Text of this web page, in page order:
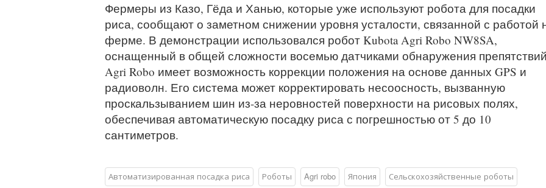
Фермеры из Казо, Гёда и Ханью, которые уже используют робота для посадки
риса, сообщают о заметном снижении уровня усталости, связанной с работой
ферме. В демонстрации использовался робот Kubota Agri Robo NW8SA,
оснащенный в общей сложности восемью датчиками обнаружения
Agri Robo имеет возможность коррекции положения на основе данных GPS и
радиоволн. Его система может корректировать несоосность, вызванную
проскальзыванием шин из-за неровностей поверхности на рисовых полях,
обеспечивая автоматическую посадку риса с погрешностью от 5 до 10
сантиметров.
Автоматизированная посадка риса Роботы Agri robo Япония
Сельскохозяйственные роботы